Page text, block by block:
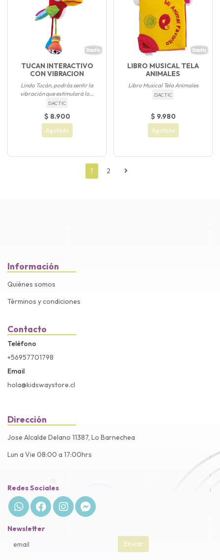
TUCAN INTERACTIVO
CON VIBRACION
Lindo Tucán, podrás sentir la
vibración que estimulará lo...
DACTIC
$ 8.900
Agotado
LIBRO MUSICAL TELA
ANIMALES
Libro Musical Tela Animales
DACTIC
$ 9.980
Agotado
1 2
Información
Quiénes somos
Términos y condiciones
Contacto
Teléfono
+56957701798
Email
hola@kidswaystore.cl
Dirección
Jose Alcalde Delano 11387, Lo Barnechea
Lun a Vie 08:00 a 17:00hrs
Redes Sociales
Newsletter
Enviar